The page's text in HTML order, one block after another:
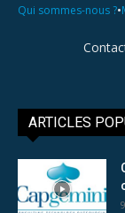
Qui sommes-nous ?•
ARTICLES